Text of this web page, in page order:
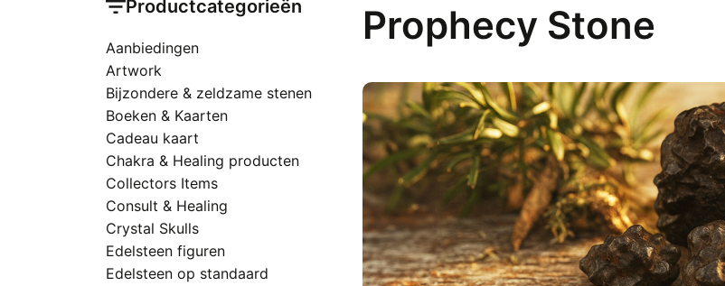
Productcategorieën
Aanbiedingen
Artwork
Bijzondere & zeldzame stenen
Boeken & Kaarten
Cadeau kaart
Chakra & Healing producten
Collectors Items
Consult & Healing
Crystal Skulls
Edelsteen figuren
Edelsteen op standaard
Prophecy Stone